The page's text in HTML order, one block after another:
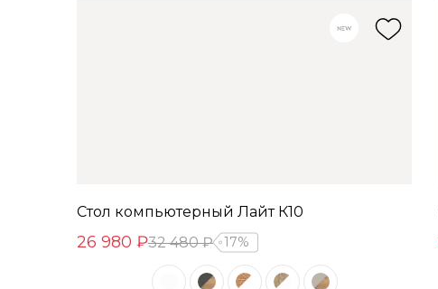
Стол компьютерный Лайт К10
26 980 ₽32 480 ₽ 17%